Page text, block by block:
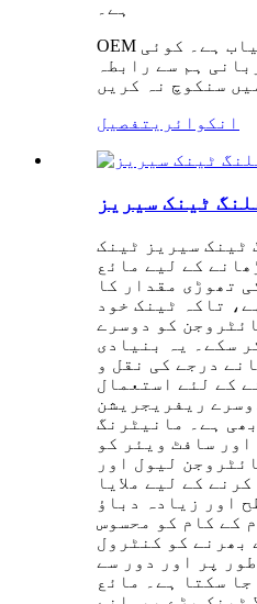
ہے۔
OEM سروس دستیاب ہے۔ کوئی
ہم سے رابطہ
انکوائریتفصیل
ٹینک سیریز
ٹینک سیریز ٹینک
کے لیے مائع
تھوڑی مقدار کا
تاکہ ٹینک خود
کو دوسرے
سکے۔ یہ بنیادی
درجے کی نقل و
کے لئے استعمال
ریفریجریشن
ہے۔ مانیٹرنگ
سافٹ ویئر کو
لیول اور
کے لیے ملایا
اور زیادہ دباؤ
کے کام کو محسوس
بھرنے کو کنٹرول
پر اور دور سے
سکتا ہے۔ مائع